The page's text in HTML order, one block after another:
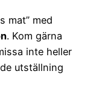
mat” med
. Kom gärna
inte heller
utställning